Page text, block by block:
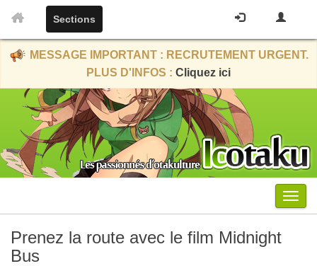
Sections
MESSAGE IMPORTANT : RECRUTEMENT URGENT.
PLUS D'INFOS : Cliquez ici
Menu
Prenez la route avec le film Midnight
Bus